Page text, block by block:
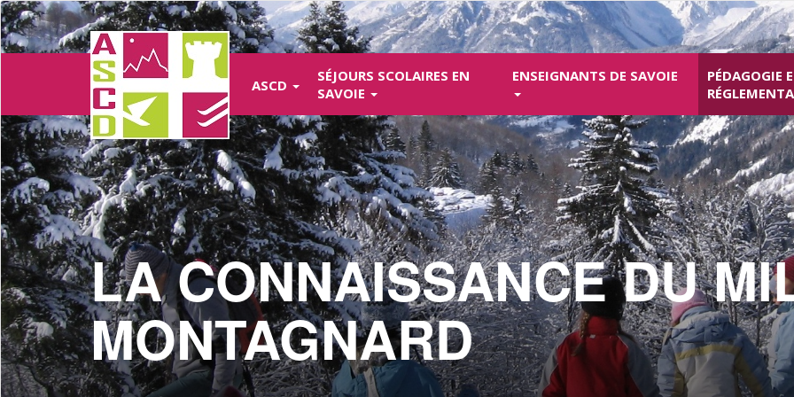
Aller
au
contenu
ASCD
SÉJOURS SCOLAIRES EN
SAVOIE
ENSEIGNANTS DE SAVOIE
PÉDAGOGIE
LA CONNAISSANCE DU
MONTAGNARD